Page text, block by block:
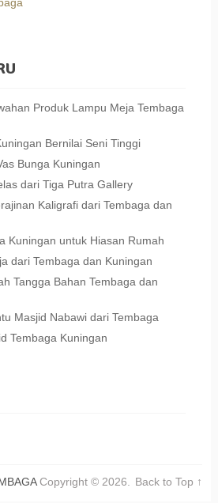
Produk Lampu Meja Tembaga
Bernilai Seni Tinggi
Bunga Kuningan
dari Tiga Putra Gallery
Kaligrafi dari Tembaga dan
Kuningan untuk Hiasan Rumah
dari Tembaga dan Kuningan
Tangga Bahan Tembaga dan
Masjid Nabawi dari Tembaga
Tembaga Kuningan
Copyright © 2026. Back to Top ↑